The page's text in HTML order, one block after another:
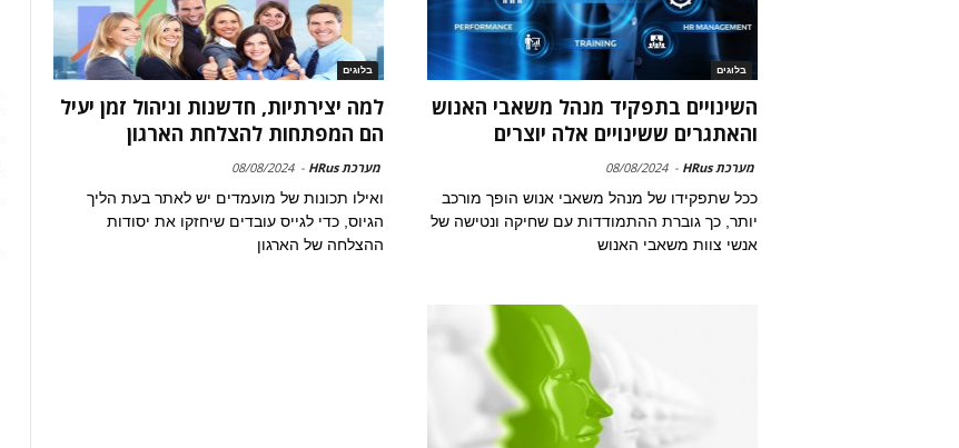
בלוגים
השינויים בתפקיד מנהל משאבי האנוש
והאתגרים ששינויים אלה יוצרים
מערכת HRus -
08/08/2024
ככל שתפקידו של מנהל משאבי אנוש הופך מורכב
יותר, כך גוברת ההתמודדות עם שחיקה ונטישה של
אנשי צוות משאבי האנוש
בלוגים
למה יצירתיות, חדשנות וניהול זמן יעיל
הם המפתחות להצלחת הארגון
מערכת HRus -
08/08/2024
ואילו תכונות של מועמדים יש לאתר בעת הליך
הגיוס, כדי לגייס עובדים שיחזקו את יסודות
ההצלחה של הארגון